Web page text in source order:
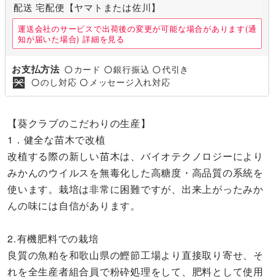
配送 宅配便【ヤマトまたは佐川】
運送会社のサービスで出荷後の変更が可能な場合があります(通
知が届いた場合) 詳細を見る
お支払方法 〇 カード 〇銀行振込 〇代引き
〇のし対応 〇 メッセージ入れ対応
【葵クラブのこだわりの生産】
1．健全な苗木で改植
改植する際の新しい苗木は、バイオテクノロジーにより
みかんのウイルスを無毒化した高糖度・高品質の系統を
使います。栽培は非常に困難ですが、出来上がったみか
んの味には自信があります。
2.有機肥料での栽培
良質の魚粕を和歌山県の鰹節工場より直接取り寄せ、そ
れを全生産者組合員で粉砕処理をして、肥料として使用